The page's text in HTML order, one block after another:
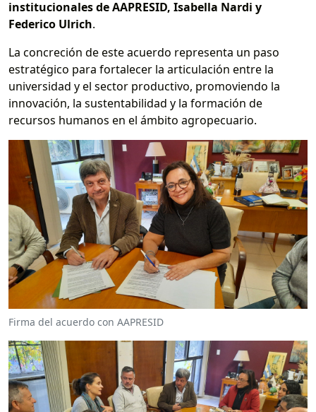
institucionales de AAPRESID, Isabella Nardi y
Federico Ulrich.
La concreción de este acuerdo representa un paso
estratégico para fortalecer la articulación entre la
universidad y el sector productivo, promoviendo la
innovación, la sustentabilidad y la formación de
recursos humanos en el ámbito agropecuario.
Firma del acuerdo con AAPRESID